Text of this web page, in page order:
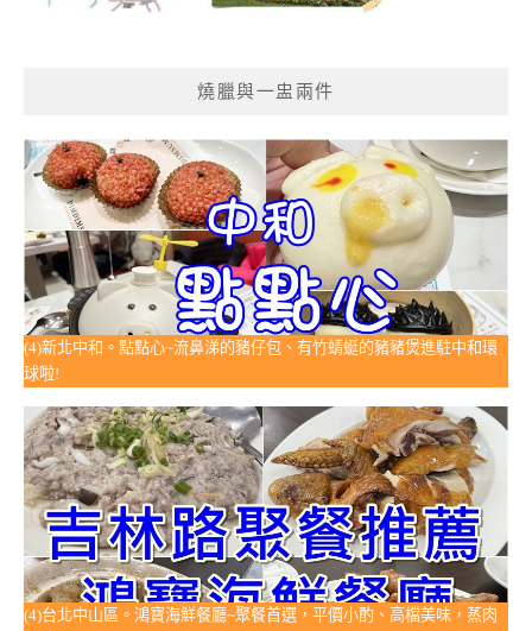
燒臘與一盅兩件
(4)新北中和。點點心~流鼻涕的豬仔包、有竹蜻蜓的豬豬煲進駐中和環
球啦!
(4)台北中山區。鴻寶海鮮餐廳~聚餐首選，平價小酌、高檔美味，蒸肉